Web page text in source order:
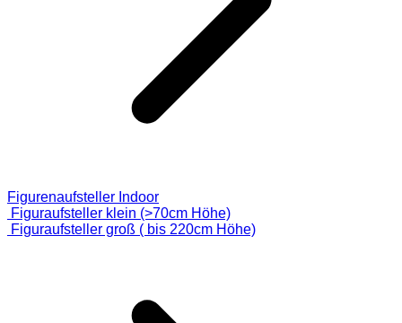
Figurenaufsteller Indoor
Figuraufsteller klein (>70cm Höhe)
Figuraufsteller groß ( bis 220cm Höhe)